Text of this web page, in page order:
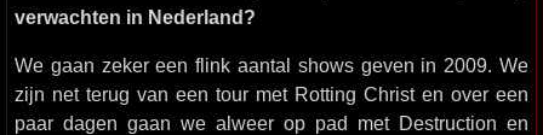
verwachten in Nederland?
We gaan zeker een flink aantal shows geven in 2009. We
zijn net terug van een tour met Rotting Christ en over een
paar dagen gaan we alweer op pad met Destruction en